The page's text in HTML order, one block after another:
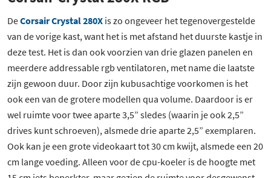
DeCorsair Crystal 280X is zo ongeveer het tegenovergestelde
van de vorige kast, want het is met afstand het duurste kastje in
deze test. Het is dan ook voorzien van drie glazen panelen en
meerdere addressable rgb ventilatoren, met name die laatste
zijn gewoon duur. Door zijn kubusachtige voorkomen is het
ook een van de grotere modellen qua volume. Daardoor is er
wel ruimte voor twee aparte 3,5” sledes (waarin je ook 2,5”
drives kunt schroeven), alsmede drie aparte 2,5” exemplaren.
Ook kan je een grote videokaart tot 30 cm kwijt, alsmede een 20
cm lange voeding. Alleen voor de cpu-koeler is de hoogte met